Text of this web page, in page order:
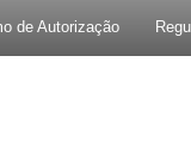
de Autorização